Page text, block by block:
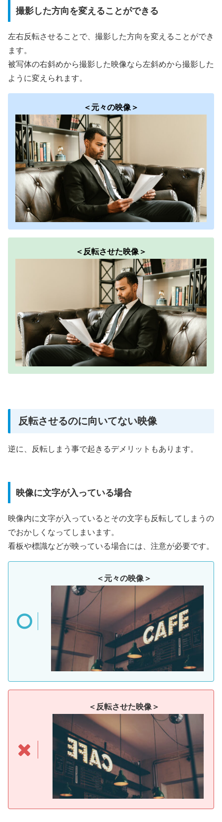
撮影した方向を変えることができる
左右反転させることで、撮影した方向を変えることができ
ます。
被写体の右斜めから撮影した映像なら左斜めから撮影した
ように変えられます。
＜元々の映像＞
＜反転させた映像＞
反転させるのに向いてない映像
逆に、反転しまう事で起きるデメリットもあります。
映像に文字が入っている場合
映像内に文字が入っているとその文字も反転してしまうの
でおかしくなってしまいます。
看板や標識などが映っている場合には、注意が必要です。
＜元々の映像＞
＜反転させた映像＞